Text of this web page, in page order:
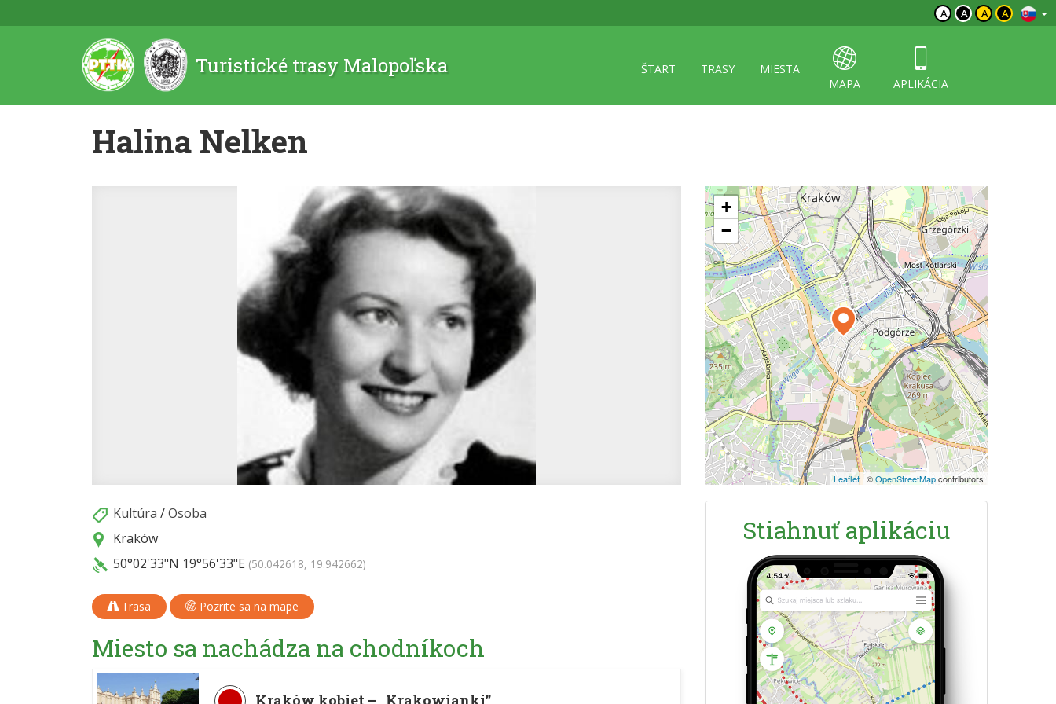
A A A A
Turistické trasy Malopoľska ŠTART TRASY
MIESTA
MAPA
APLIKÁCIA
Halina Nelken
Kultúra /Osoba
Kraków
50°02'33"N 19°56'33"E (50.042618, 19.942662)
Trasa Pozrite sa na mape
Miesto sa nachádza na chodníkoch
+
−
Leaflet | ©OpenStreetMapcontributors
Stiahnuť aplikáciu